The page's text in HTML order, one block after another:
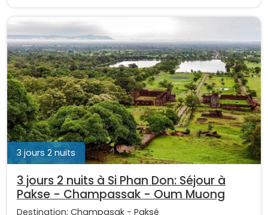
3 jours 2 nuits
3 jours 2 nuits à Si Phan Don: Séjour à
Pakse - Champassak - Oum Muong
Destination: Champasak - Paksé